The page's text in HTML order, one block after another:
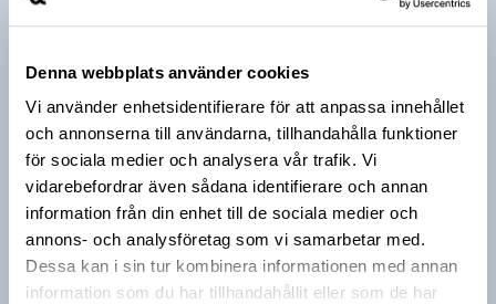
Denna webbplats använder cookies
Vi använder enhetsidentifierare för att anpassa innehållet
och annonserna till användarna, tillhandahålla funktioner
för sociala medier och analysera vår trafik. Vi
vidarebefordrar även sådana identifierare och annan
information från din enhet till de sociala medier och
annons- och analysföretag som vi samarbetar med.
Dessa kan i sin tur kombinera informationen med annan
information som du har tillhandahållit eller som de har
grundlagsskyddade.
Prenumerera på vårt nyhetsbrev
Vårt nyhetsbrev kommer ut 3-4 gånger i månaden och
riktar sig till alla med ett intresse för
livsmedelsföretagande och den svenska
livsmedelsbranschen. När du anmäler dig till vårt
nyhetsbrev godkänner du Livsmedelsföretagens
hantering av personuppgifter.
E-post: